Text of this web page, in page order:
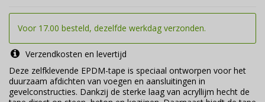
Voor 17.00 besteld, dezelfde werkdag verzonden.
Verzendkosten en levertijd
Deze zelfklevende EPDM-tape is speciaal ontworpen voor het
duurzaam afdichten van voegen en aansluitingen in
gevelconstructies. Dankzij de sterke laag van acryllijm hecht de